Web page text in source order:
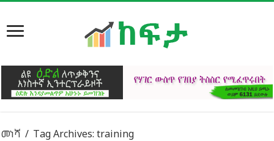
መነሻ / Tag Archives: training